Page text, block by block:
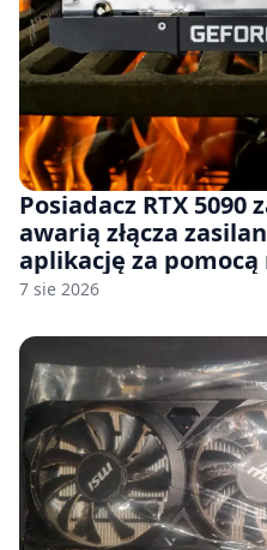
Posiadacz RTX 5090
awarią złącza
aplikację za
7 sie 2026